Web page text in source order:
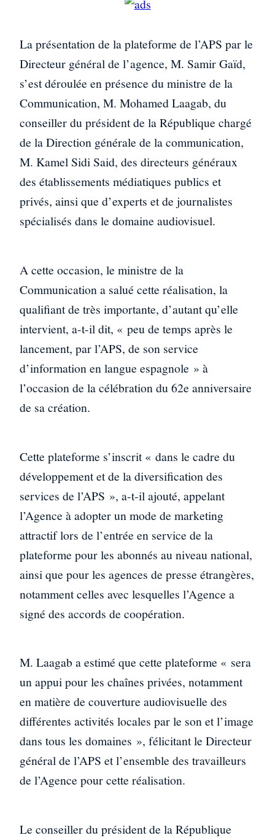
La présentation de la plateforme de l’APS par le
Directeur général de l’agence, M. Samir Gaïd,
s’est déroulée en présence du ministre de la
Communication, M. Mohamed Laagab, du
conseiller du président de la République chargé
de la Direction générale de la communication,
M. Kamel Sidi Said, des directeurs généraux
des établissements médiatiques publics et
privés, ainsi que d’experts et de journalistes
spécialisés dans le domaine audiovisuel.
A cette occasion, le ministre de la
Communication a salué cette réalisation, la
qualifiant de très importante, d’autant qu’elle
intervient, a-t-il dit, « peu de temps après le
lancement, par l’APS, de son service
d’information en langue espagnole » à
l’occasion de la célébration du 62e anniversaire
de sa création.
Cette plateforme s’inscrit « dans le cadre du
développement et de la diversification des
services de l’APS », a-t-il ajouté, appelant
l’Agence à adopter un mode de marketing
attractif lors de l’entrée en service de la
plateforme pour les abonnés au niveau national,
ainsi que pour les agences de presse étrangères,
notamment celles avec lesquelles l’Agence a
signé des accords de coopération.
M. Laagab a estimé que cette plateforme « sera
un appui pour les chaînes privées, notamment
en matière de couverture audiovisuelle des
différentes activités locales par le son et l’image
dans tous les domaines », félicitant le Directeur
général de l’APS et l’ensemble des travailleurs
de l’Agence pour cette réalisation.
Le conseiller du président de la République